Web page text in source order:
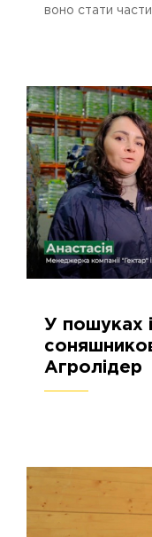
воно стати
2664
У пошуках
Агролідер